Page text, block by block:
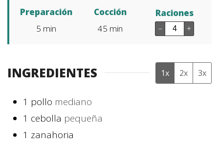
Preparación
5 min
Cocción
45 min
Raciones
– +
INGREDIENTES 1x 2x 3x
1 pollo mediano
1 cebolla pequeña
1 zanahoria